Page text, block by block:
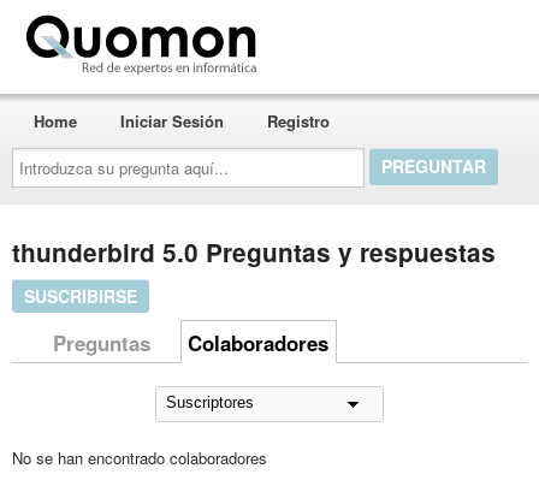
Introduzca
su
pregunta
aquí...
Home Iniciar Sesión Registro
thunderbird 5.0 Preguntas y respuestas
SUSCRIBIRSE
Preguntas Colaboradores
No se han encontrado colaboradores